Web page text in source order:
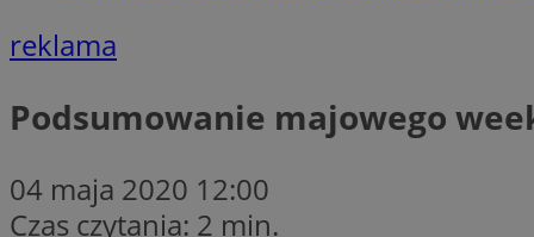
reklama
Podsumowanie majowego
04 maja 2020 12:00
Czas czytania: 2 min.